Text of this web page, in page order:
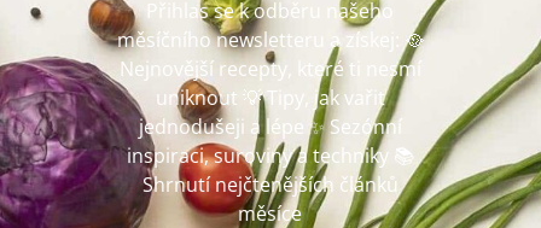
Přihlas se k odběru našeho
měsíčního newsletteru a získej: 🥘
Nejnovější recepty, které ti nesmí
uniknout 💡 Tipy, jak vařit
jednodušeji a lépe ✨ Sezónní
inspiraci, suroviny a techniky 📚
Shrnutí nejčtenějších článků
měsíce